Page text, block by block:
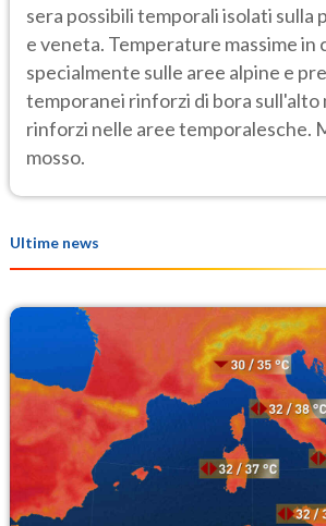
sera possibili temporali isolati sulla
e veneta. Temperature massime in
specialmente sulle aree alpine e
temporanei rinforzi di bora sull'alto
rinforzi nelle aree temporalesche.
mosso.
Ultime news